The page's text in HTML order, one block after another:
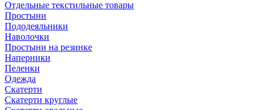
Отдельные текстильные товары
Простыни
Пододеяльники
Наволочки
Простыни на резинке
Наперники
Пеленки
Одежда
Скатерти
Скатерти круглые